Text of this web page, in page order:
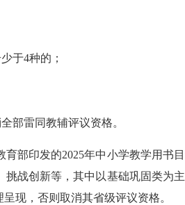
于4种的；
雷同教辅评议资格。
印发的2025年中小学教学用书
战创新等，其中以基础巩固类为
现，否则取消其省级评议资格。